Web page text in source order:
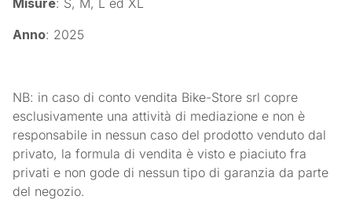
Misure: S, M, L ed XL
Anno: 2025
NB: in caso di conto vendita Bike-Store srl copre
esclusivamente una attività di mediazione e non è
responsabile in nessun caso del prodotto venduto dal
privato, la formula di vendita è visto e piaciuto fra
privati e non gode di nessun tipo di garanzia da parte
del negozio.